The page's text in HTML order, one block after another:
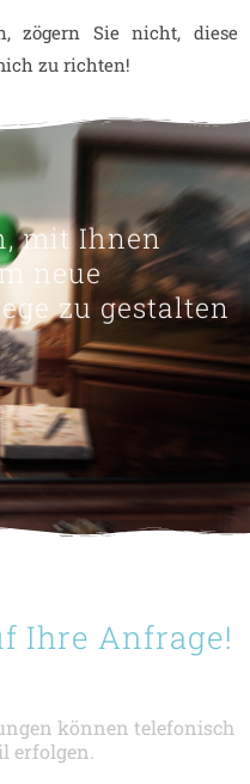
zögern Sie nicht, diese
zu richten!
mit Ihnen
neue
zu gestalten
Ihre Anfrage!
können telefonisch
erfolgen.